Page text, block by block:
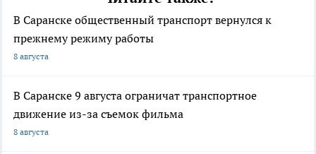
В Саранске общественный транспорт вернулся к
прежнему режиму работы
8 августа
В Саранске 9 августа ограничат транспортное
движение из-за съемок фильма
8 августа